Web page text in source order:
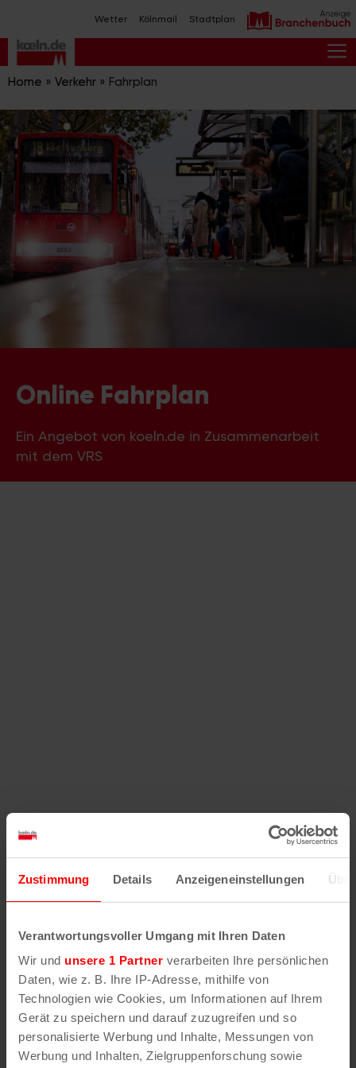
Zustimmung Details Anzeigeneinstellungen
Verantwortungsvoller Umgang mit Ihren Daten
Wir und unsere 1 Partner verarbeiten Ihre persönlichen
Daten, wie z. B. Ihre IP-Adresse, mithilfe von
Technologien wie Cookies, um Informationen auf Ihrem
Gerät zu speichern und darauf zuzugreifen und so
personalisierte Werbung und Inhalte, Messungen von
Werbung und Inhalten, Zielgruppenforschung sowie
Inhalt
springen
Wetter Kölnmail Stadtplan
Home » Verkehr » Fahrplan
Online Fahrplan
Ein Angebot von koeln.de in Zusammenarbeit
mit dem VRS